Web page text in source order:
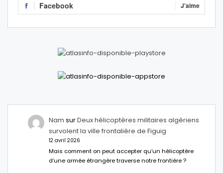
Facebook J'aime
Nam surDeux hélicoptères militaires algériens
survolent la ville frontalière de Figuig
12 avril 2026
Mais comment on peut accepter qu’un hélicoptère
d’une armée étrangère traverse notre frontière ?